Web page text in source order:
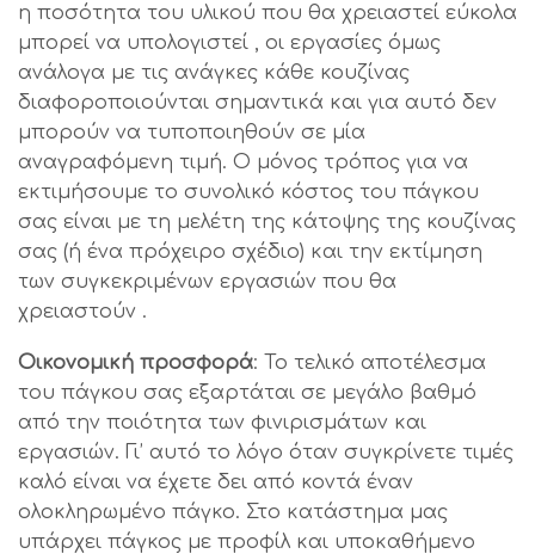
η ποσότητα του υλικού που θα χρειαστεί εύκολα
μπορεί να υπολογιστεί , οι εργασίες όμως
ανάλογα με τις ανάγκες κάθε κουζίνας
διαφοροποιούνται σημαντικά και για αυτό δεν
μπορούν να τυποποιηθούν σε μία
αναγραφόμενη τιμή. Ο μόνος τρόπος για να
εκτιμήσουμε το συνολικό κόστος του πάγκου
σας είναι με τη μελέτη της κάτοψης της κουζίνας
σας (ή ένα πρόχειρο σχέδιο) και την εκτίμηση
των συγκεκριμένων εργασιών που θα
χρειαστούν .
Οικονομική προσφορά: Το τελικό αποτέλεσμα
του πάγκου σας εξαρτάται σε μεγάλο βαθμό
από την ποιότητα των φινιρισμάτων και
εργασιών. Γι’ αυτό το λόγο όταν συγκρίνετε τιμές
καλό είναι να έχετε δει από κοντά έναν
ολοκληρωμένο πάγκο. Στο κατάστημα μας
υπάρχει πάγκος με προφίλ και υποκαθήμενο